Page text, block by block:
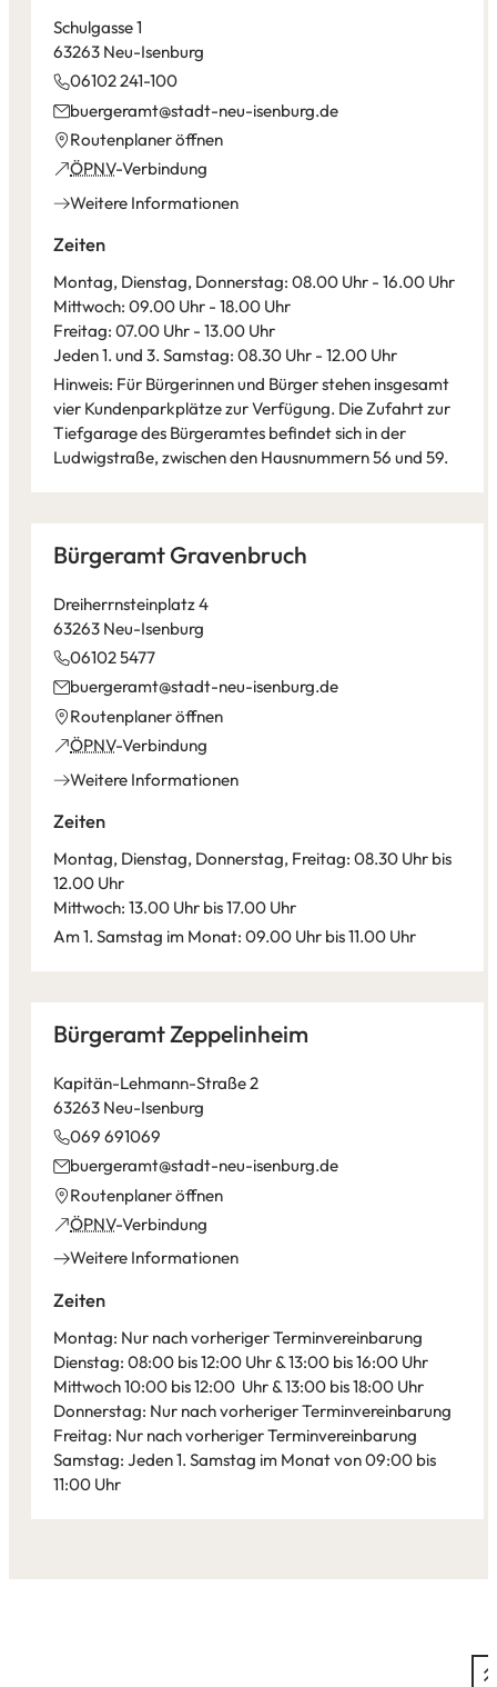
Leaflet|© Bundesamt für Kartographie und Geodäsie2026,Datenquellen
Schulgasse 1
63263 Neu-Isenburg
06102 241-100
buergeramt stadt-neu-isenburg de
Routenplaner öffnen
(Öffnet
in
neuen
Tab)
ÖPNV-Verbindung
(Öffnet
in
neuen
Weitere Informationen
Zeiten
Montag, Dienstag, Donnerstag: 08.00 Uhr - 16.00 Uhr
Mittwoch: 09.00 Uhr - 18.00 Uhr
Freitag: 07.00 Uhr - 13.00 Uhr
Jeden 1. und 3. Samstag: 08.30 Uhr - 12.00 Uhr
Hinweis: Für Bürgerinnen und Bürger stehen insgesamt
vier Kundenparkplätze zur Verfügung. Die Zufahrt zur
Tiefgarage des Bürgeramtes befindet sich in der
Ludwigstraße, zwischen den Hausnummern 56 und 59.
Leaflet|©Bundesamt für Kartographie und Geodäsie 2026, Datenquellen
Bürgeramt Gravenbruch
Dreiherrnsteinplatz 4
63263 Neu-Isenburg
06102 5477
buergeramt stadt-neu-isenburg de
Routenplaner öffnen
(Öffnet
in
neuen
Tab)
ÖPNV-Verbindung
(Öffnet
in
einem
neuen
Weitere Informationen
Zeiten
Montag, Dienstag, Donnerstag, Freitag: 08.30 Uhr bis
12.00 Uhr
Mittwoch: 13.00 Uhr bis 17.00 Uhr
Am 1. Samstag im Monat: 09.00 Uhr bis 11.00 Uhr
Leaflet|©
Bürgeramt Zeppelinheim
Kapitän-Lehmann-Straße 2
63263 Neu-Isenburg
069 691069
buergeramt stadt-neu-isenburg de
Routenplaner öffnen
(Öffnet
in
neuen
Tab)
ÖPNV-Verbindung
(Öffnet
in
neuen
Weitere Informationen
Zeiten
Montag: Nur nach vorheriger Terminvereinbarung
Dienstag: 08:00 bis 12:00 Uhr & 13:00 bis 16:00 Uhr
Mittwoch 10:00 bis 12:00 Uhr & 13:00 bis 18:00 Uhr
Donnerstag: Nur nach vorheriger Terminvereinbarung
Freitag: Nur nach vorheriger Terminvereinbarung
Samstag: Jeden 1. Samstag im Monat von 09:00 bis
11:00 Uhr